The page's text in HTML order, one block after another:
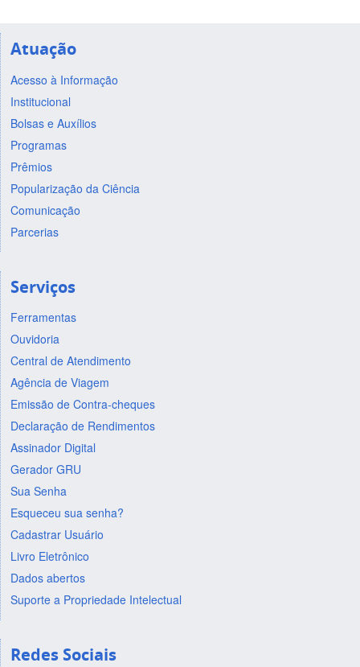
Atuação
Acesso à Informação
Institucional
Bolsas e Auxílios
Programas
Prêmios
Popularização da Ciência
Comunicação
Parcerias
Serviços
Ferramentas
Ouvidoria
Central de Atendimento
Agência de Viagem
Emissão de Contra-cheques
Declaração de Rendimentos
Assinador Digital
Gerador GRU
Sua Senha
Esqueceu sua senha?
Cadastrar Usuário
Livro Eletrônico
Dados abertos
Suporte a Propriedade Intelectual
Redes Sociais